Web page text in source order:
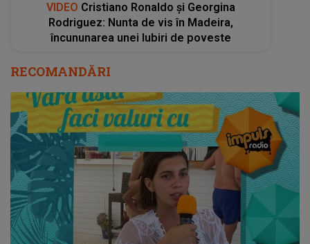
VIDEO Cristiano Ronaldo și Georgina
Rodriguez: Nunta de vis în Madeira,
încununarea unei Iubiri de poveste
RECOMANDĂRI